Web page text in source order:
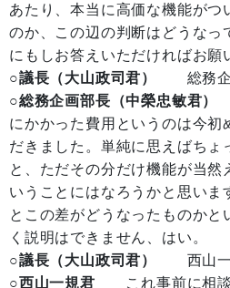
あたり、本当に高価な機能がつ
のか、この辺の判断はどうなっ
にもしお答えいただければお願
○議長（大山政司君）
総務企
○総務企画部長（中榮忠敏君）
にかかった費用というのは今初
だきました。単純に思えばちょ
と、ただその分だけ機能が当然
いうことにはなろうかと思いま
とこの差がどうなったものかと
く説明はできません、はい。
○議長（大山政司君）
西山一
○西山一規君
これ事前に相